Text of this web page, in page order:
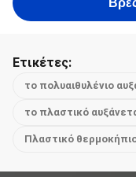
Ετικέτες:
το πολυαιθυλένιο
το πλαστικό
Πλαστικό